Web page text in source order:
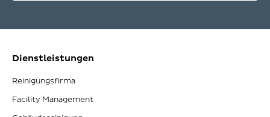
Dienstleistungen
Reinigungsfirma
Facility Management